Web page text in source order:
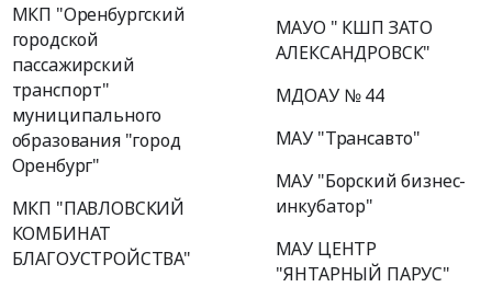
МКП "Оренбургский
городской
пассажирский
транспорт"
муниципального
образования "город
Оренбург"
МКП "ПАВЛОВСКИЙ
КОМБИНАТ
БЛАГОУСТРОЙСТВА"
МАУО " КШП ЗАТО
АЛЕКСАНДРОВСК"
МДОАУ № 44
МАУ "Трансавто"
МАУ "Борский бизнес-
инкубатор"
МАУ ЦЕНТР
"ЯНТАРНЫЙ ПАРУС"